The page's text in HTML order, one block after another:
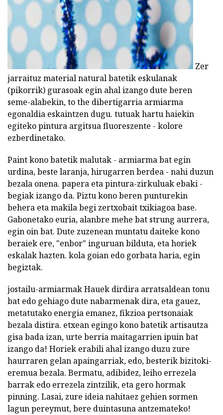
Zer
jarraituz material natural batetik eskulanak
(pikorrik) gurasoak egin ahal izango dute beren
seme-alabekin, to the dibertigarria armiarma
egonaldia eskaintzen dugu. tutuak hartu haiekin
egiteko pintura argitsua fluoreszente - kolore
ezberdinetako.
Paint kono batetik malutak - armiarma bat egin
urdina, beste laranja, hirugarren berdea - nahi duzun
bezala onena. papera eta pintura-zirkuluak ebaki -
begiak izango da. Piztu kono beren punturekin
behera eta makila begi zertxobait txikiagoa base.
Gabonetako euria, alanbre mehe bat strung aurrera,
egin oin bat. Dute zuzenean muntatu daiteke kono
beraiek ere, "enbor" inguruan bilduta, eta horiek
eskalak hazten. kola goian edo gorbata haria, egin
begiztak.
jostailu-armiarmak Hauek dirdira arratsaldean tonu
bat edo gehiago dute nabarmenak dira, eta gauez,
metatutako energia emanez, fikzioa pertsonaiak
bezala distira. etxean egingo kono batetik artisautza
gisa bada izan, urte berria maitagarrien ipuin bat
izango da! Horiek erabili ahal izango duzu zure
haurraren gelan apaingarriak, edo, besterik bizitoki-
eremua bezala. Bermatu, adibidez, leiho errezela
barrak edo errezela zintzilik, eta gero hormak
pinning. Lasai, zure ideia nahitaez gehien sormen
lagun pereymut, bere duintasuna antzemateko!